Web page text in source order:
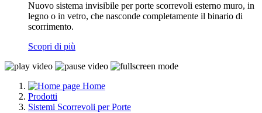
Nuovo sistema invisibile per porte scorrevoli esterno muro, in
legno o in vetro, che nasconde completamente il binario di
scorrimento.
Scopri di più
Home
Prodotti
Sistemi Scorrevoli per Porte